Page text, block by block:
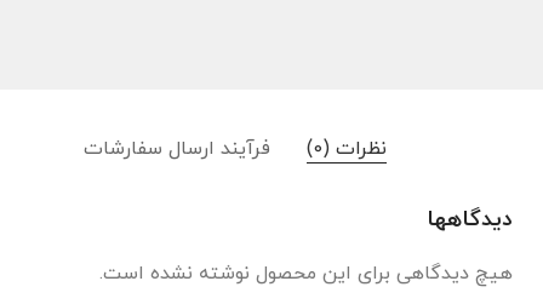
نظرات (0) فرآیند ارسال سفارشات
دیدگاهها
هیچ دیدگاهی برای این محصول نوشته نشده است.